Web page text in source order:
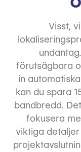
Visst,
förutsägbara
in
kan du spara
bandbredd.
fokusera
viktiga